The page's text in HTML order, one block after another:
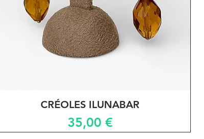
CRÉOLES ILUNABAR
Prix
35,00 €